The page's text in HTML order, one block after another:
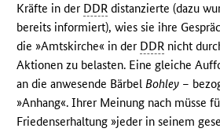
Kräfte in der DDR distanzierte (dazu
bereits informiert), wies sie ihre
die »Amtskirche« in der DDR nicht
Aktionen zu belasten. Eine gleiche
an die anwesende BärbelBohley –
»Anhang«. Ihrer Meinung nach müsse
Friedenserhaltung »jeder in seinem